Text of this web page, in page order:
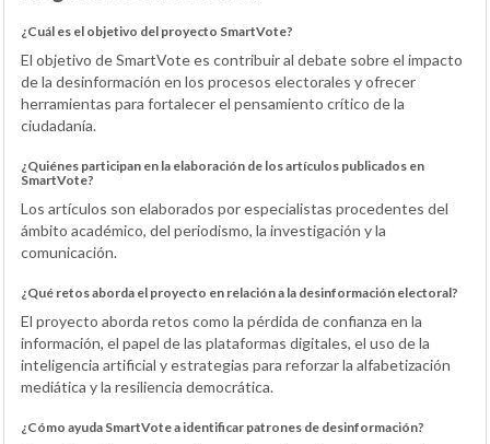
¿Cuál es el objetivo del proyecto SmartVote?
El objetivo de SmartVote es contribuir al debate sobre el impacto
de la desinformación en los procesos electorales y ofrecer
herramientas para fortalecer el pensamiento crítico de la
ciudadanía.
¿Quiénes participan en la elaboración de los artículos publicados en
SmartVote?
Los artículos son elaborados por especialistas procedentes del
ámbito académico, del periodismo, la investigación y la
comunicación.
¿Qué retos aborda el proyecto en relación a la desinformación electoral?
El proyecto aborda retos como la pérdida de confianza en la
información, el papel de las plataformas digitales, el uso de la
inteligencia artificial y estrategias para reforzar la alfabetización
mediática y la resiliencia democrática.
¿Cómo ayuda SmartVote a identificar patrones de desinformación?